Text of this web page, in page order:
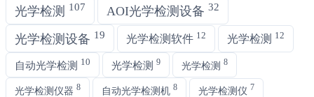
光学检测 107 AOI光学检测设备 32
光学检测设备 19 光学检测软件 12 光学检测 12
自动光学检测 10 光学检测 9 光学检测 8
光学检测仪器 8 自动光学检测机 8 光学检测仪 7